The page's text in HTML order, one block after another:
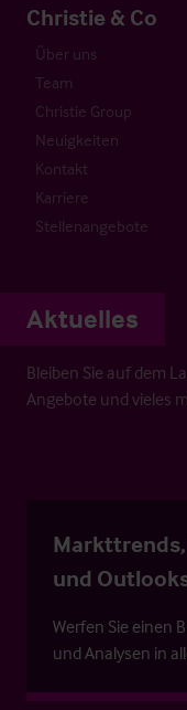
Christie & Co
Über uns
Team
Christie Group
Neuigkeiten
Kontakt
Karriere
Stellenangebote
Aktuelles
Bleiben Sie auf dem
Angebote und vieles
und
Werfen Sie einen
und Analysen in